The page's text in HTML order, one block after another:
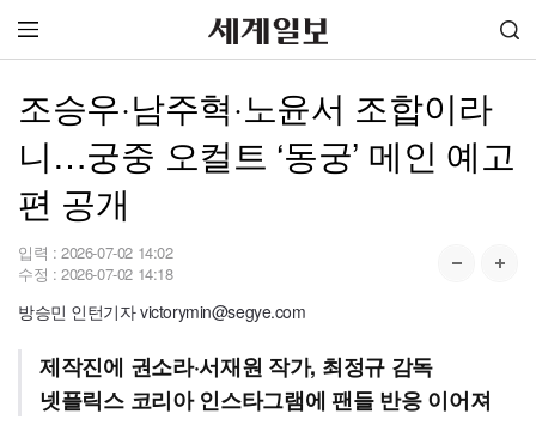
조승우·남주혁·노윤서 조합이라
니…궁중 오컬트 ‘동궁’ 메인 예고
편 공개
입력 : 2026-07-02 14:02
수정 : 2026-07-02 14:18
방승민 인턴기자 victorymin@segye.com
제작진에 권소라·서재원 작가, 최정규 감독
넷플릭스 코리아 인스타그램에 팬들 반응 이어져